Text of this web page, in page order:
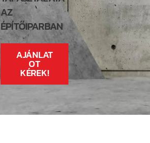
AZ
ÉPÍTŐIPARBAN
AJÁNLAT
OT
KÉREK!